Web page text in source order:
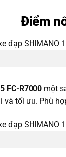
Điểm
FC-R7000 một
và tối ưu. Phù